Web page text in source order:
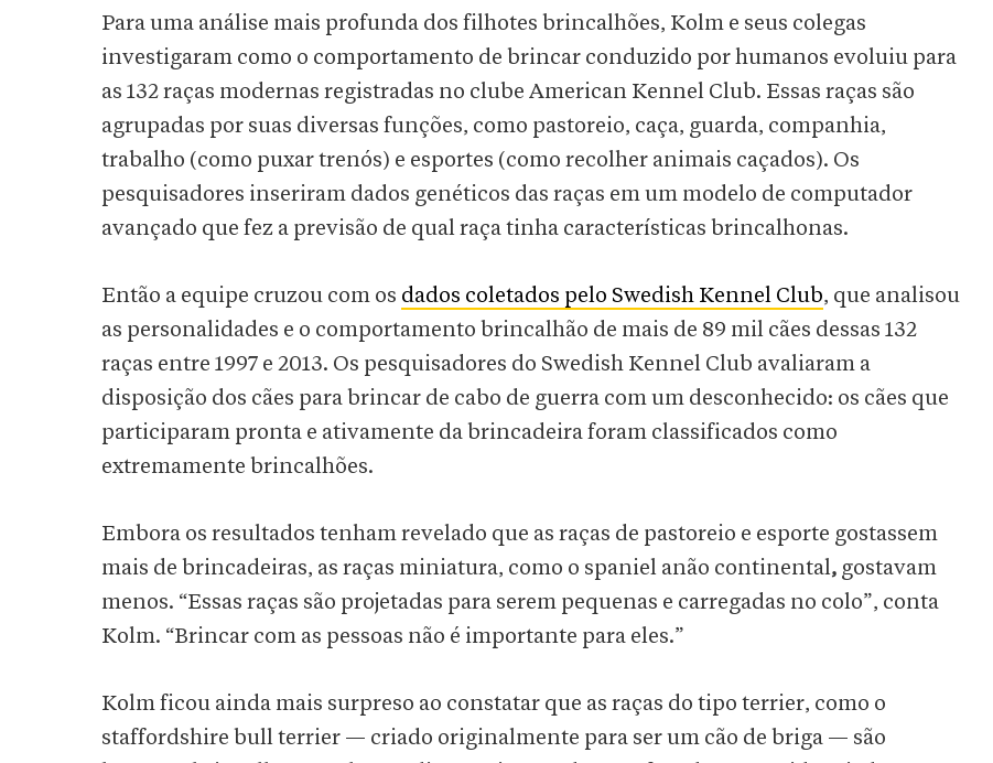
Para uma análise mais profunda dos filhotes brincalhões, Kolm e seus colegas
investigaram como o comportamento de brincar conduzido por humanos evoluiu para
as 132 raças modernas registradas no clube American Kennel Club. Essas raças são
agrupadas por suas diversas funções, como pastoreio, caça, guarda, companhia,
trabalho (como puxar trenós) e esportes (como recolher animais caçados). Os
pesquisadores inseriram dados genéticos das raças em um modelo de computador
avançado que fez a previsão de qual raça tinha características brincalhonas.
Então a equipe cruzou com os dados coletados pelo Swedish Kennel Club, que analisou
as personalidades e o comportamento brincalhão de mais de 89 mil cães dessas 132
raças entre 1997 e 2013. Os pesquisadores do Swedish Kennel Club avaliaram a
disposição dos cães para brincar de cabo de guerra com um desconhecido: os cães que
participaram pronta e ativamente da brincadeira foram classificados como
extremamente brincalhões.
Embora os resultados tenham revelado que as raças de pastoreio e esporte gostassem
mais de brincadeiras, as raças miniatura, como o spaniel anão continental, gostavam
menos. “Essas raças são projetadas para serem pequenas e carregadas no colo”, conta
Kolm. “Brincar com as pessoas não é importante para eles.”
Kolm ficou ainda mais surpreso ao constatar que as raças do tipo terrier, como o
staffordshire bull terrier — criado originalmente para ser um cão de briga — são